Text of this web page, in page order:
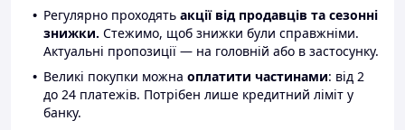
Регулярно проходять акції від продавців та сезонні
знижки. Стежимо, щоб знижки були справжніми.
Актуальні пропозиції — на головній або в застосунку.
Великі покупки можна оплатити частинами: від 2
до 24 платежів. Потрібен лише кредитний ліміт у
банку.